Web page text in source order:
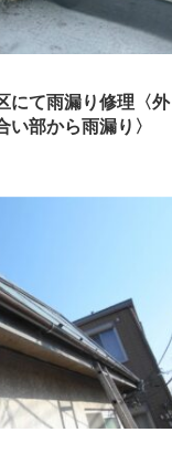
にて雨漏り修理〈外
部から雨漏り〉